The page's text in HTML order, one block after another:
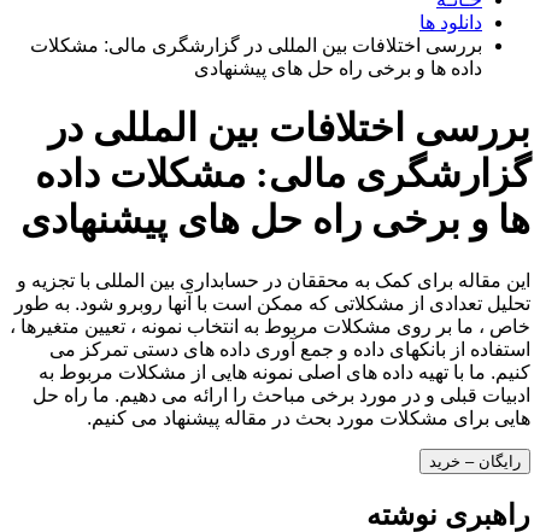
دانلود ها
بررسی اختلافات بین المللی در گزارشگری مالی: مشکلات
داده ها و برخی راه حل های پیشنهادی
بررسی اختلافات بین المللی در
گزارشگری مالی: مشکلات داده
ها و برخی راه حل های پیشنهادی
این مقاله برای کمک به محققان در حسابداری بین المللی با تجزیه و
تحلیل تعدادی از مشکلاتی که ممکن است با آنها روبرو شود. به طور
خاص ، ما بر روی مشکلات مربوط به انتخاب نمونه ، تعیین متغیرها ،
استفاده از بانکهای داده و جمع آوری داده های دستی تمرکز می
کنیم. ما با تهیه داده های اصلی نمونه هایی از مشکلات مربوط به
ادبیات قبلی و در مورد برخی مباحث را ارائه می دهیم. ما راه حل
هایی برای مشکلات مورد بحث در مقاله پیشنهاد می کنیم.
رایگان – خرید
راهبری نوشته